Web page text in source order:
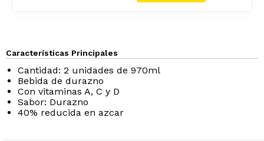
Características Principales
Cantidad: 2 unidades de 970ml
Bebida de durazno
Con vitaminas A, C y D
Sabor: Durazno
40% reducida en azcar